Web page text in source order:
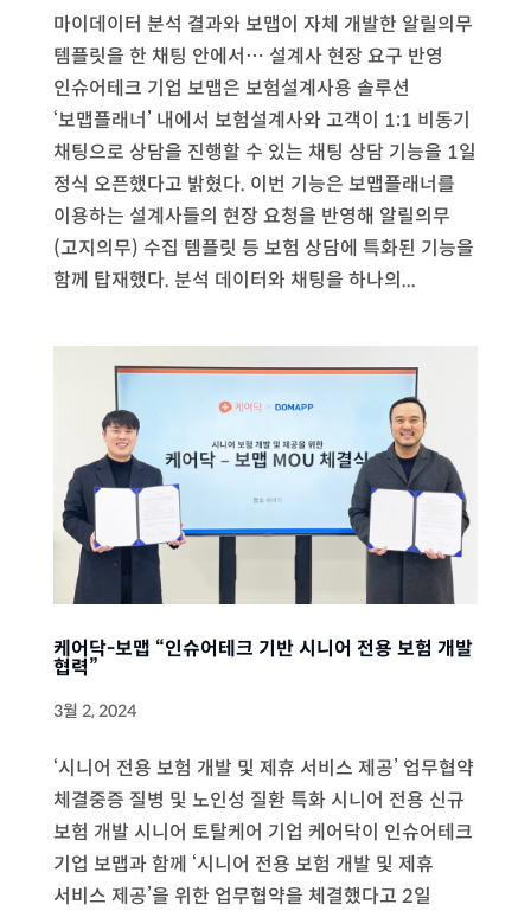
마이데이터 분석 결과와 보맵이 자체 개발한 알릴의무
템플릿을 한 채팅 안에서… 설계사 현장 요구 반영
인슈어테크 기업 보맵은 보험설계사용 솔루션
‘보맵플래너’ 내에서 보험설계사와 고객이 1:1 비동기
채팅으로 상담을 진행할 수 있는 채팅 상담 기능을 1일
정식 오픈했다고 밝혔다. 이번 기능은 보맵플래너를
이용하는 설계사들의 현장 요청을 반영해 알릴의무
(고지의무) 수집 템플릿 등 보험 상담에 특화된 기능을
함께 탑재했다. 분석 데이터와 채팅을 하나의...
케어닥-보맵 “인슈어테크 기반 시니어 전용 보험 개발
협력”
3월 2, 2024
‘시니어 전용 보험 개발 및 제휴 서비스 제공’ 업무협약
체결중증 질병 및 노인성 질환 특화 시니어 전용 신규
보험 개발 시니어 토탈케어 기업 케어닥이 인슈어테크
기업 보맵과 함께 ‘시니어 전용 보험 개발 및 제휴
서비스 제공’을 위한 업무협약을 체결했다고 2일